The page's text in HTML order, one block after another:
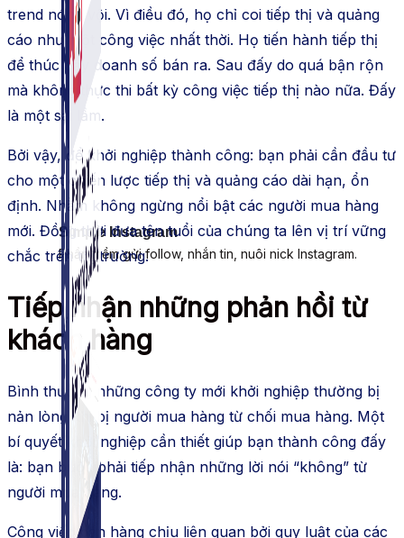
Simple Instagram
Phần mềm gửi follow, nhắn tin, nuôi nick Instagram.
trend nóng vội. Vì điều đó, họ chỉ coi tiếp thị và quảng
cáo như một công việc nhất thời. Họ tiến hành tiếp thị
để thúc đẩy doanh số bán ra. Sau đấy do quá bận rộn
mà không thực thi bất kỳ công việc tiếp thị nào nữa. Đấy
là một sai lầm.
Bởi vậy, để khởi nghiệp thành công: bạn phải cần đầu tư
cho một chiến lược tiếp thị và quảng cáo dài hạn, ổn
định. Nhằm không ngừng nổi bật các người mua hàng
mới. Đồng thời đưa tên tuổi của chúng ta lên vị trí vững
chắc trên thị trường.
Tiếp nhận những phản hồi từ
khách hàng
Bình thường những công ty mới khởi nghiệp thường bị
nản lòng khi bị người mua hàng từ chối mua hàng. Một
bí quyết khởi nghiệp cần thiết giúp bạn thành công đấy
là: bạn buộc phải tiếp nhận những lời nói “không” từ
người mua hàng.
Công việc bán hàng chịu liên quan bởi quy luật của các